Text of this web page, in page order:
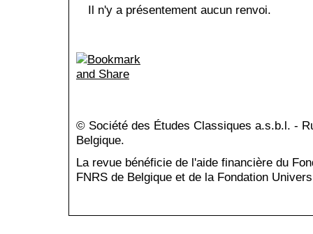
Il n'y a présentement aucun renvoi.
© Société des Études Classiques a.s.b.l. -
Belgique.
La revue bénéficie de l'aide financière du
FNRS de Belgique et de la Fondation